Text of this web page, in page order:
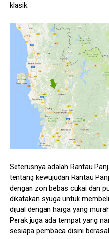
klasik.
Seterusnya adalah Rantau
tentang kewujudan Rantau
dengan zon bebas cukai dan
dikatakan syuga untuk
dijual dengan harga yang
Perak juga ada tempat yang
sesiapa pembaca disini